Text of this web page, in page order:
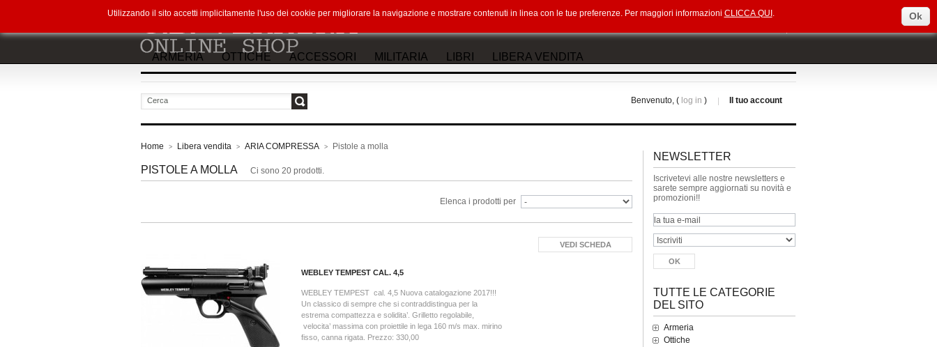
ARMERIA OTTICHE ACCESSORI MILITARIA LIBRI LIBERA VENDITA
Il tuo account
Benvenuto, ( log in )
Home > Libera vendita > ARIA COMPRESSA > Pistole a molla
PISTOLE A MOLLA Ci sono 20 prodotti.
Elenca i prodotti per
WEBLEY TEMPEST CAL. 4,5
WEBLEY TEMPEST cal. 4,5 Nuova catalogazione 2017!!!
Un classico di sempre che si contraddistingua per la
estrema compattezza e solidita’. Grilletto regolabile,
velocita’ massima con proiettile in lega 160 m/s max. mirino
fisso, canna rigata. Prezzo: 330,00
VEDI SCHEDA
NEWSLETTER
Iscrivetevi alle nostre newsletters e
sarete sempre aggiornati su novità e
promozioni!!
TUTTE LE CATEGORIE
DEL SITO
Armeria
Ottiche
Utilizzando il sito accetti implicitamente l'uso dei cookie per migliorare la navigazione e mostrare contenuti in linea con le tue preferenze. Per maggiori informazioni CLICCA QUI . Ok